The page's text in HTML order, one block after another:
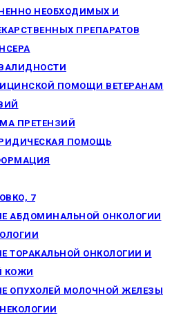
НЕОБХОДИМЫХ И
ПРЕПАРАТОВ
ПОМОЩИ ВЕТЕРАНАМ
ПРЕТЕНЗИЙ
ПОМОЩЬ
7
АБДОМИНАЛЬНОЙ ОНКОЛОГИИ
ТОРАКАЛЬНОЙ ОНКОЛОГИИ И
КОЖИ
ОПУХОЛЕЙ МОЛОЧНОЙ ЖЕЛЕЗЫ